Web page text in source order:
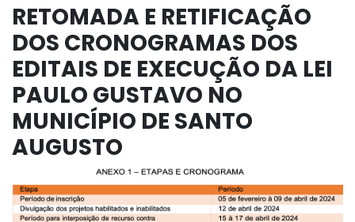
RETOMADA E RETIFICAÇÃO
DOS CRONOGRAMAS DOS
EDITAIS DE EXECUÇÃO DA LEI
PAULO GUSTAVO NO
MUNICÍPIO DE SANTO
AUGUSTO